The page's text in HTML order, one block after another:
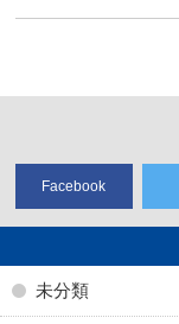
Facebook
未分類